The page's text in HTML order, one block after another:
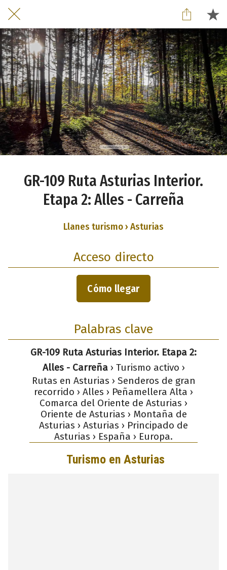
GR-109 Ruta Asturias Interior.
Etapa 2: Alles - Carreña
Llanes turismo › Asturias
Acceso directo
Cómo llegar
Palabras clave
GR-109 Ruta Asturias Interior. Etapa 2:
Alles - Carreña› Turismo activo ›
Rutas en Asturias › Senderos de gran
recorrido › Alles › Peñamellera Alta ›
Comarca del Oriente de Asturias ›
Oriente de Asturias › Montaña de
Asturias › Asturias › Principado de
Asturias › España › Europa.